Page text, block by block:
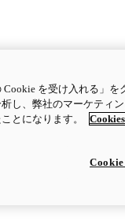
Cookie を受け入れる」
し、弊社のマーケティ
とになります。
Cookie